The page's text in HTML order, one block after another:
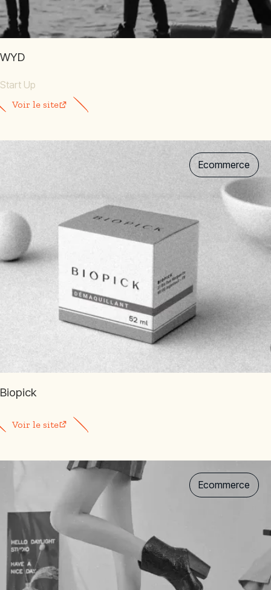
WYD
Start Up
Voir le site
Ecommerce
Biopick
Voir le site
Ecommerce